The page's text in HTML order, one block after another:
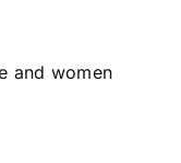
and women